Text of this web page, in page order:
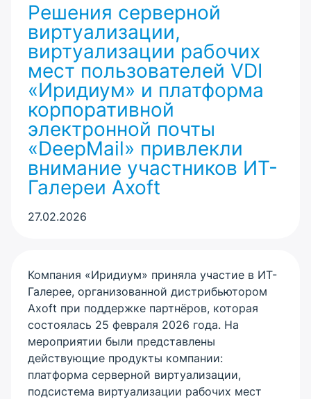
Решения серверной
виртуализации,
виртуализации рабочих
мест пользователей VDI
«Иридиум» и платформа
корпоративной
электронной почты
«DeepMail» привлекли
внимание участников ИТ-
Галереи Axoft
27.02.2026
Компания «Иридиум» приняла участие в ИТ-
Галерее, организованной дистрибьютором
Axoft при поддержке партнёров, которая
состоялась 25 февраля 2026 года. На
мероприятии были представлены
действующие продукты компании:
платформа серверной виртуализации,
подсистема виртуализации рабочих мест